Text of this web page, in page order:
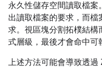
永久性儲存空間讀取檔
出讀取檔案的要求，而
求。視區塊分割拓樸結構
式層級，最後才會命中可
上述方法可能會導致透過